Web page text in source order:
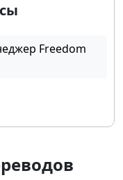
Freedom